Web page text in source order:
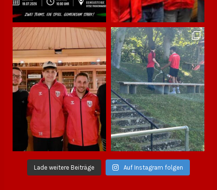
Lade weitere Beiträge Auf Instagram folgen